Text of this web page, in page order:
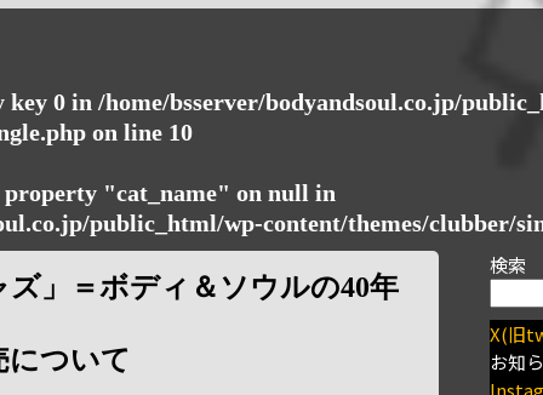
key 0 in /home/bsserver/bodyandsoul.co.jp/
on line 10
"cat_name" on null in
public_html/wp-content/themes/clubber/
」＝ボディ＆ソウルの40年
について
検索
X(旧
お知